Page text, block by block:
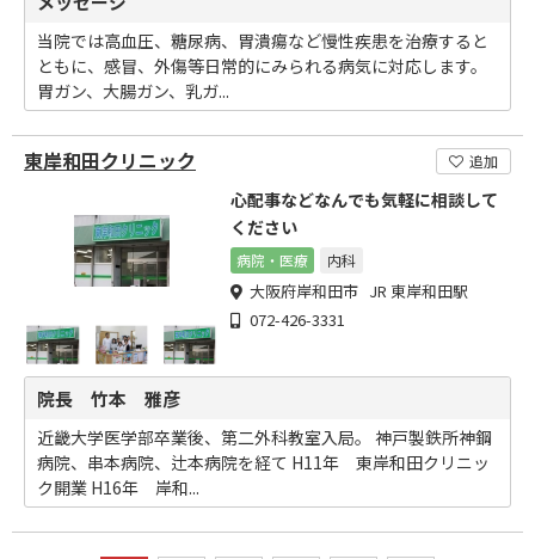
当院では高血圧、糖尿病、胃潰瘍など慢性疾患を治療すると
ともに、感冒、外傷等日常的にみられる病気に対応します。
胃ガン、大腸ガン、乳ガ...
東岸和田クリニック 追加
心配事などなんでも気軽に相談して
ください
病院・医療 内科
大阪府岸和田市 JR 東岸和田駅
072-426-3331
院長 竹本 雅彦
近畿大学医学部卒業後、第二外科教室入局。 神戸製鉄所神鋼
病院、串本病院、辻本病院を経て H11年 東岸和田クリニッ
ク開業 H16年 岸和...